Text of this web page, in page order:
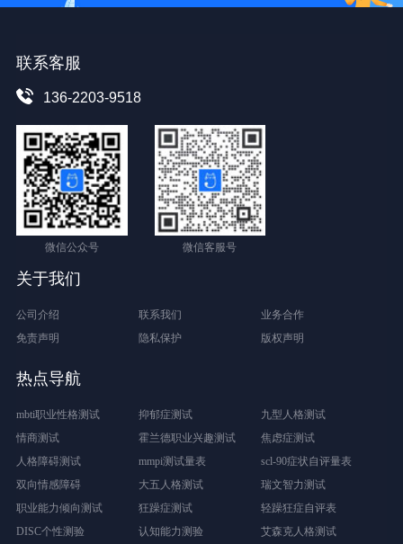
联系客服
136-2203-9518
微信公众号 微信客服号
关于我们
公司介绍 联系我们
业务合作
免责声明
隐私保护 版权声明
热点导航
mbti职业性格测试 抑郁症测试
九型人格测试
情商测试
霍兰德职业兴趣测试
焦虑症测试
人格障碍测试
mmpi测试量表
scl-90症状自评量表
双向情感障碍
大五人格测试
瑞文智力测试
职业能力倾向测试
狂躁症测试
轻躁狂症自评表
DISC个性测验
认知能力测验 艾森克人格测试